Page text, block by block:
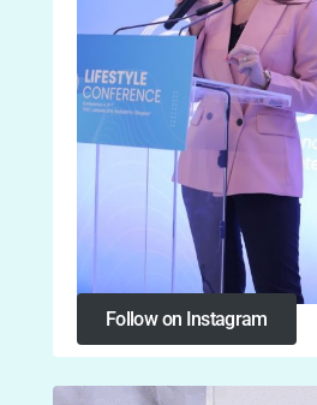
Follow on Instagram
Follow on Instagram